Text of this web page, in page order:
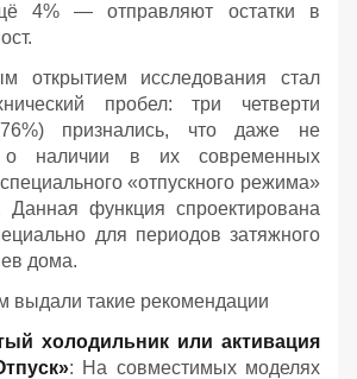
4% — отправляют остатки в
открытием исследования стал
пробел: три четверти
признались, что даже не
о наличии в их современных
«отпускного режима»
Данная функция спроектирована
для периодов затяжного
дома.
выдали такие рекомендации
холодильник или активация
: На совместимых моделях